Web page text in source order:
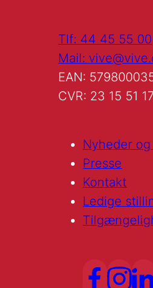
Tlf: 44 45 55 00
Mail:
EAN:
CVR: 23 15 51 17
Nyheder
Presse
Kontakt
Ledige